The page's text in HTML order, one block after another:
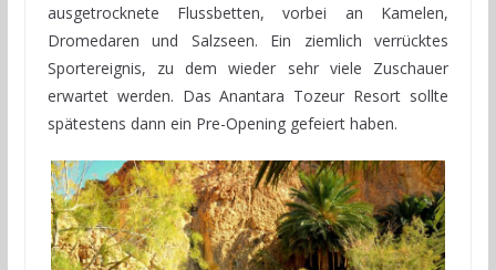
ausgetrocknete Flussbetten, vorbei an Kamelen,
Dromedaren und Salzseen. Ein ziemlich verrücktes
Sportereignis, zu dem wieder sehr viele Zuschauer
erwartet werden. Das Anantara Tozeur Resort sollte
spätestens dann ein Pre-Opening gefeiert haben.